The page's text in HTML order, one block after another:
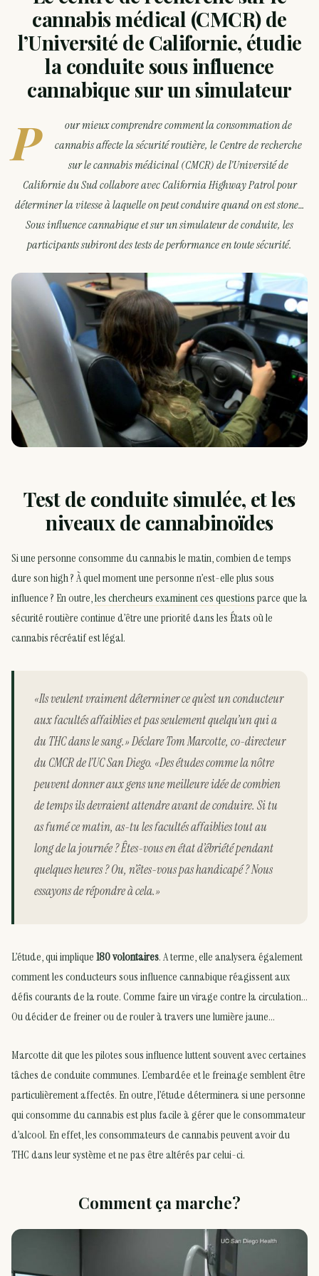
cannabis médical (CMCR) de
l’Université de Californie, étudie
la conduite sous influence
cannabique sur un simulateur
P
our mieux comprendre comment la consommation de
cannabis affecte la sécurité routière, le Centre de recherche
sur le cannabis médicinal (CMCR) de l’Université de
Californie du Sud collabore avec California Highway Patrol pour
déterminer la vitesse à laquelle on peut conduire quand on est stone…
Sous influence cannabique et sur un simulateur de conduite, les
participants subiront des tests de performance en toute sécurité.
Test de conduite simulée, et les
niveaux de cannabinoïdes
Si une personne consomme du cannabis le matin, combien de temps
dure son high ? À quel moment une personne n’est-elle plus sous
influence ? En outre,les chercheurs examinent ces questionsparce que la
sécurité routière continue d’être une priorité dans les États où le
cannabis récréatif est légal.
«Ils veulent vraiment déterminer ce qu’est un conducteur
aux facultés affaiblies et pas seulement quelqu’un qui a
du THC dans le sang.» Déclare Tom Marcotte, co-directeur
du CMCR de l’UC San Diego. «Des études comme la nôtre
peuvent donner aux gens une meilleure idée de combien
de temps ils devraient attendre avant de conduire. Si tu
as fumé ce matin, as-tu les facultés affaiblies tout au
long de la journée ? Êtes-vous en état d’ébriété pendant
quelques heures ? Ou, n’êtes-vous pas handicapé ? Nous
essayons de répondre à cela.»
L’étude, qui implique180 volontaires. A terme, elle analysera également
comment les conducteurs sous influence cannabique réagissent aux
défis courants de la route. Comme faire un virage contre la circulation…
Ou décider de freiner ou de rouler à travers une lumière jaune…
Marcotte dit que les pilotes sous influence luttent souvent avec certaines
tâches de conduite communes. L’embardée et le freinage semblent être
particulièrement affectés. En outre, l’étude déterminera si une personne
qui consomme du cannabis est plus facile à gérer que le consommateur
d’alcool. En effet, les consommateurs de cannabis peuvent avoir du
THC dans leur système et ne pas être altérés par celui-ci.
Comment ça marche?